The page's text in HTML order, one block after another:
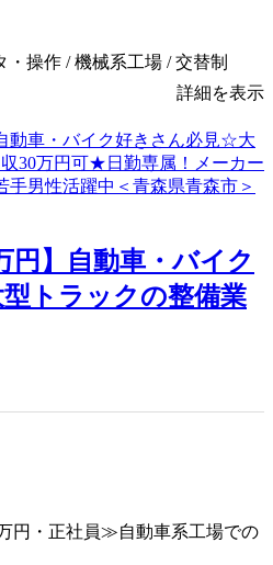
・操作 / 機械系工場 / 交替制
詳細を表示
円】自動車・バイク
トラックの整備業
円・正社員≫自動車系工場での